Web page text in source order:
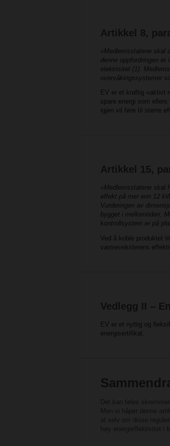
Artikkel 8,
«Medlemsstatene skal
denne oppfordringen
elektrisitet (1).
overvåkingssystemer
EV er et kraftig «aktivt
spare energi som
igjen vil føre til større
Artikkel 15,
«Medlemsstatene skal
effekt på mer enn 12
Vurderingen av
bygget i mellomtiden.
kontrollsystem er på
Ved å koble produktet
varmevekslerens
Vedlegg II –
EV er et nyttig og
energisertifikat.
Det kan føles
Men vi håper denne
at selv om disse
høy energieffektivitet i